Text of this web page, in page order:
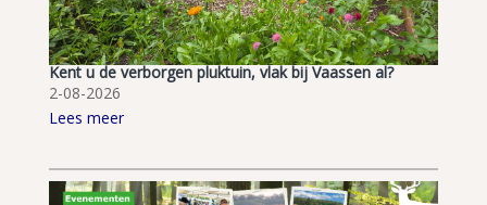
Kent u de verborgen pluktuin, vlak bij Vaassen al?
2-08-2026
Lees meer